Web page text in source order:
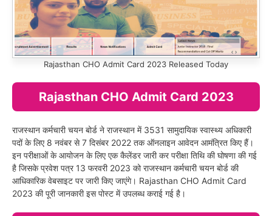
Rajasthan CHO Admit Card 2023 Released Today
Rajasthan CHO Admit Card 2023
राजस्थान कर्मचारी चयन बोर्ड ने राजस्थान में 3531 सामुदायिक स्वास्थ्य अधिकारी
पदों के लिए 8 नवंबर से 7 दिसंबर 2022 तक ऑनलाइन आवेदन आमंत्रित किए हैं।
इन परीक्षाओं के आयोजन के लिए एक कैलेंडर जारी कर परीक्षा तिथि की घोषणा की गई
है जिसके प्रवेश पत्र 13 फरवरी 2023 को राजस्थान कर्मचारी चयन बोर्ड की
आधिकारिक वेबसाइट पर जारी किए जाएंगे। Rajasthan CHO Admit Card
2023 की पूरी जानकारी इस पोस्ट में उपलब्ध कराई गई है।